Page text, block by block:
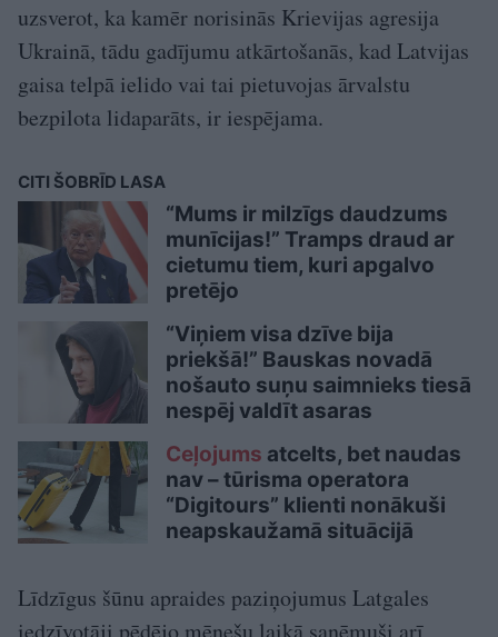
uzsverot, ka kamēr norisinās Krievijas agresija
Ukrainā, tādu gadījumu atkārtošanās, kad Latvijas
gaisa telpā ielido vai tai pietuvojas ārvalstu
bezpilota lidaparāts, ir iespējama.
CITI ŠOBRĪD LASA
“Mums ir milzīgs daudzums
munīcijas!” Tramps draud ar
cietumu tiem, kuri apgalvo
pretējo
“Viņiem visa dzīve bija
priekšā!” Bauskas novadā
nošauto suņu saimnieks tiesā
nespēj valdīt asaras
Ceļojums atcelts, bet naudas
nav – tūrisma operatora
“Digitours” klienti nonākuši
neapskaužamā situācijā
Līdzīgus šūnu apraides paziņojumus Latgales
iedzīvotāji pēdējo mēnešu laikā saņēmuši arī